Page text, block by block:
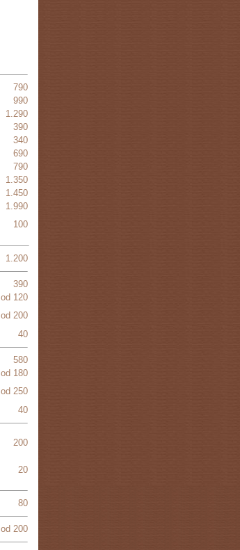
790
990
1.290
390
340
690
790
1.350
1.450
1.990
100
1.200
390
od 120
od 200
40
580
od 180
od 250
40
200
20
80
od 200